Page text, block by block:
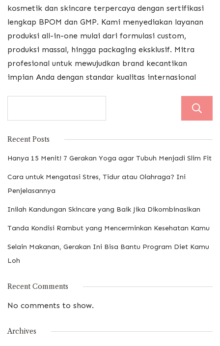
kosmetik dan skincare terpercaya dengan sertifikasi
lengkap BPOM dan GMP. Kami menyediakan layanan
produksi all-in-one mulai dari formulasi custom,
produksi massal, hingga packaging eksklusif. Mitra
profesional untuk mewujudkan brand kecantikan
impian Anda dengan standar kualitas internasional
Recent Posts
Hanya 15 Menit! 7 Gerakan Yoga agar Tubuh Menjadi Slim Fit
Cara untuk Mengatasi Stres, Tidur atau Olahraga? Ini
Penjelasannya
Inilah Kandungan Skincare yang Baik Jika Dikombinasikan
Tanda Kondisi Rambut yang Mencerminkan Kesehatan Kamu
Selain Makanan, Gerakan Ini Bisa Bantu Program Diet Kamu
Loh
Recent Comments
No comments to show.
Archives